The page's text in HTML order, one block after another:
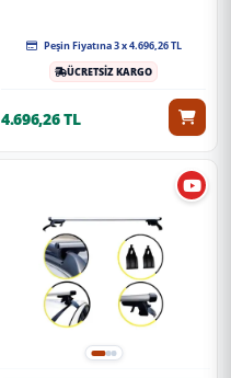
Peşin Fiyatına 3 x 4.696,26 TL
ÜCRETSİZ KARGO
4.696,26 TL